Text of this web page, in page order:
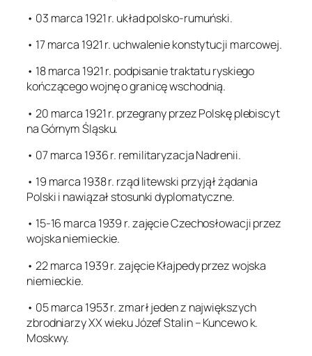
• 03 marca 1921 r. układ polsko-rumuński.
• 17 marca 1921 r. uchwalenie konstytucji marcowej.
• 18 marca 1921 r. podpisanie traktatu ryskiego
kończącego wojnę o granicę wschodnią.
• 20 marca 1921 r. przegrany przez Polskę plebiscyt
na Górnym Śląsku.
• 07 marca 1936 r. remilitaryzacja Nadrenii.
• 19 marca 1938 r. rząd litewski przyjął żądania
Polski i nawiązał stosunki dyplomatyczne.
• 15-16 marca 1939 r. zajęcie Czechosłowacji przez
wojska niemieckie.
• 22 marca 1939 r. zajęcie Kłajpedy przez wojska
niemieckie.
• 05 marca 1953 r. zmarł jeden z największych
zbrodniarzy XX wieku Józef Stalin – Kuncewo k.
Moskwy.